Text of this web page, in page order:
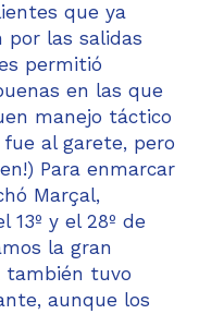
que ya
por las salidas
permitió
en las que
manejo táctico
al garete, pero
Para enmarcar
Marçal,
y el 28º de
la gran
también tuvo
aunque los